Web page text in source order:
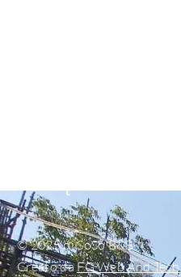
t
© 2025 di SoSò B&B
Creato daFG Web And Tech